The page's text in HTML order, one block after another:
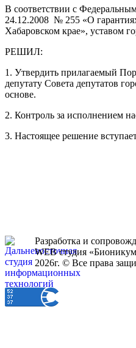
В соответствии с
24.12.2008 № 255 «О
Хабаровском крае», уставом
РЕШИЛ:
1. Утвердить прилагаемый
депутату Совета депутатов
основе.
2. Контроль за исполнением
3. Настоящее решение
Разработка и
WEB студия
2026г. © Все права